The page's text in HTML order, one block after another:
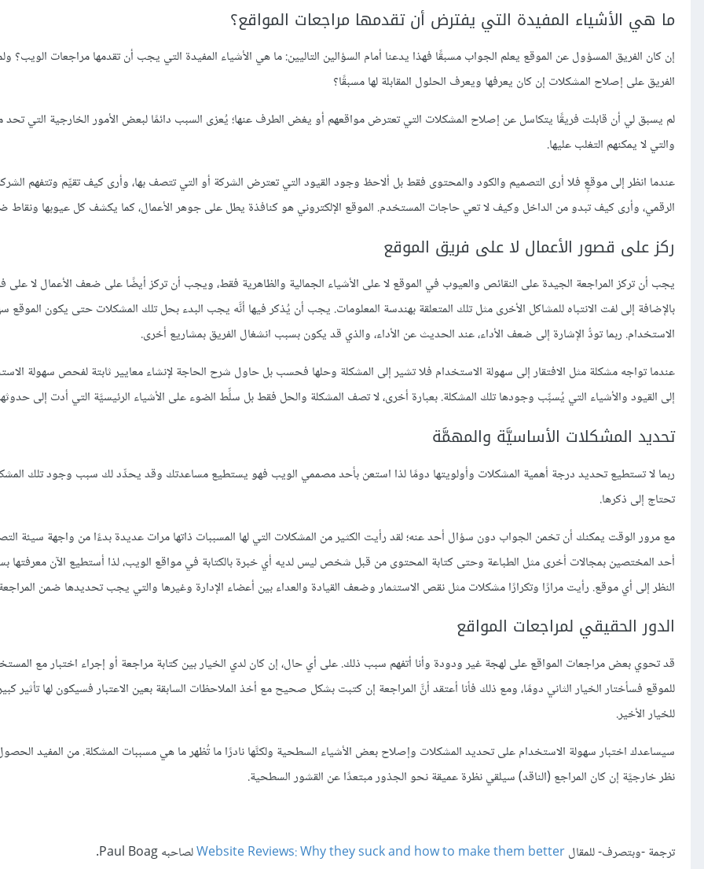
ما هي الأشياء المفيدة التي يفترض أن تقدمها مراجعات المواقع؟
إن كان الفريق المسؤول عن الموقع يعلم الجواب مسبقًا فهذا يدعنا أمام السؤالين التاليين: ما هي الأشياء المفيدة التي يجب أن تقدمها مراجعات الويب؟
الفريق على إصلاح المشكلات إن كان يعرفها ويعرف الحلول المقابلة لها مسبقًا؟
لم يسبق لي أن قابلت فريقًا يتكاسل عن إصلاح المشكلات التي تعترض مواقعهم أو يغض الطرف عنها؛ يُعزى السبب دائمًا لبعض الأمور الخارجية التي تحد
والتي لا يمكنهم التغلب عليها.
عندما انظر إلى موقعٍ فلا أرى التصميم والكود والمحتوى فقط بل ألاحظ وجود القيود التي تعترض الشركة أو التي تتصف بها، وأرى كيف تقيِّم وتتفهم الشركة
الرقمي، وأرى كيف تبدو من الداخل وكيف لا تعي حاجات المستخدم. الموقع الإلكتروني هو كنافذة يطل على جوهر الأعمال، كما يكشف كل عيوبها ونقاط
ركز على قصور الأعمال لا على فريق الموقع
يجب أن تركز المراجعة الجيدة على النقائص والعيوب في الموقع لا على الأشياء الجمالية والظاهرية فقط، ويجب أن تركز أيضًا على ضعف الأعمال لا على
بالإضافة إلى لفت الانتباه للمشاكل الأخرى مثل تلك المتعلقة بهندسة المعلومات. يجب أن يُذكر فيها أنَّه يجب البدء بحل تلك المشكلات حتى يكون الموقع
الاستخدام. ربما تودُّ الإشارة إلى ضعف الأداء، عند الحديث عن الأداء، والذي قد يكون بسبب انشغال الفريق بمشاريع أخرى.
عندما تواجه مشكلة مثل الافتقار إلى سهولة الاستخدام فلا تشير إلى المشكلة وحلها فحسب بل حاول شرح الحاجة لإنشاء معايير ثابتة لفحص سهولة
إلى القيود والأشياء التي يُسبِّب وجودها تلك المشكلة. بعبارة أخرى، لا تصف المشكلة والحل فقط بل سلِّط الضوء على الأشياء الرئيسيَّة التي أدت إلى
تحديد المشكلات الأساسيَّة والمهمَّة
ربما لا تستطيع تحديد درجة أهمية المشكلات وأولويتها دومًا لذا استعن بأحد مصممي الويب فهو يستطيع مساعدتك وقد يحدِّد لك سبب وجود تلك
تحتاج إلى ذكرها.
مع مرور الوقت يمكنك أن تخمن الجواب دون سؤال أحد عنه؛ لقد رأيت الكثير من المشكلات التي لها المسببات ذاتها مرات عديدة بدءًا من واجهة سيئة
أحد المختصين بمجالات أخرى مثل الطباعة وحتى كتابة المحتوى من قبل شخص ليس لديه أي خبرة بالكتابة في مواقع الويب، لذا أستطيع الآن معرفتها
النظر إلى أي موقع. رأيت مرارًا وتكرارًا مشكلات مثل نقص الاستثمار وضعف القيادة والعداء بين أعضاء الإدارة وغيرها والتي يجب تحديدها ضمن
الدور الحقيقي لمراجعات المواقع
قد تحوي بعض مراجعات المواقع على لهجة غير ودودة وأنا أتفهم سبب ذلك. على أي حال، إن كان لدي الخيار بين كتابة مراجعة أو إجراء اختبار مع
للموقع فسأختار الخيار الثاني دومًا، ومع ذلك فأنا أعتقد أنَّ المراجعة إن كتبت بشكل صحيح مع أخذ الملاحظات السابقة بعين الاعتبار فسيكون لها تأثير
للخيار الأخير.
سيساعدك اختبار سهولة الاستخدام على تحديد المشكلات وإصلاح بعض الأشياء السطحية ولكنَّها نادرًا ما تُظهر ما هي مسببات المشكلة. من المفيد
نظر خارجيَّة إن كان المراجع (الناقد) سيلقي نظرة عميقة نحو الجذور مبتعدًا عن القشور السطحية.
ترجمة -وبتصرف- للمقالWebsite Reviews: Why they suck and how to make them betterلصاحبه Paul Boag.